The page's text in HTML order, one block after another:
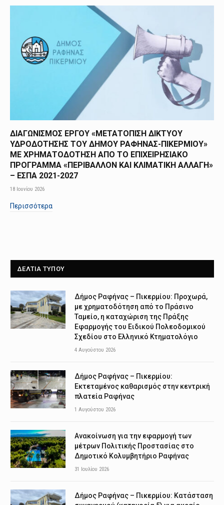
ΔΙΑΓΩΝΙΣΜΟΣ ΕΡΓΟΥ «ΜΕΤΑΤΟΠΙΣΗ ΔΙΚΤΥΟΥ
ΥΔΡΟΔΟΤΗΣΗΣ ΤΟΥ ΔΗΜΟΥ ΡΑΦΗΝΑΣ-ΠΙΚΕΡΜΙΟΥ»
ΜΕ ΧΡΗΜΑΤΟΔΟΤΗΣΗ ΑΠΟ TO ΕΠΙΧΕΙΡΗΣΙΑΚΟ
ΠΡΟΓΡΑΜΜΑ «ΠΕΡΙΒΑΛΛΟΝ ΚΑΙ ΚΛΙΜΑΤΙΚΗ ΑΛΛΑΓΗ»
– ΕΣΠΑ 2021-2027
18 Ιουνίου 2026
Περισσότερα
ΔΕΛΤΙΑ ΤΥΠΟΥ
Δήμος Ραφήνας – Πικερμίου: Προχωρά,
με χρηματοδότηση από το Πράσινο
Ταμείο, η καταχώριση της Πράξης
Εφαρμογής του Ειδικού Πολεοδομικού
Σχεδίου στο Ελληνικό Κτηματολόγιο
4 Αυγούστου 2026
Δήμος Ραφήνας – Πικερμίου:
Εκτεταμένος καθαρισμός στην κεντρική
πλατεία Ραφήνας
1 Αυγούστου 2026
Ανακοίνωση για την εφαρμογή των
μέτρων Πολιτικής Προστασίας στο
Δημοτικό Κολυμβητήριο Ραφήνας
31 Ιουλίου 2026
Δήμος Ραφήνας – Πικερμίου: Κατάσταση